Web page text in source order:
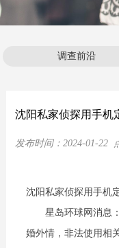
调查前沿
沈阳私家侦探用手机
发布时间： 2024-01-22
沈阳私家侦探用手机
星岛环球网消息：
婚外情，非法使用相